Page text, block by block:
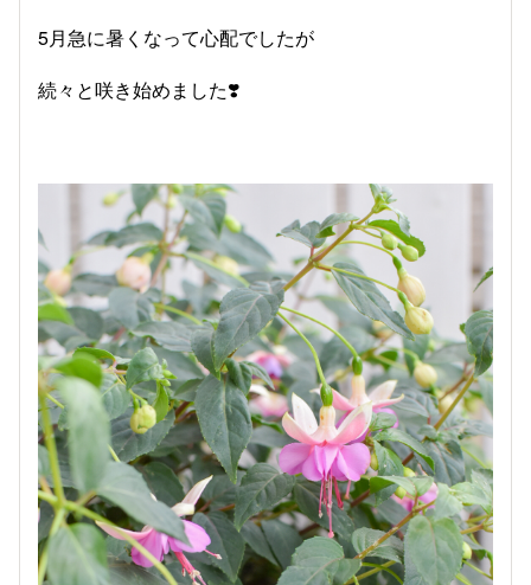
5月急に暑くなって心配でしたが
続々と咲き始めました❣️